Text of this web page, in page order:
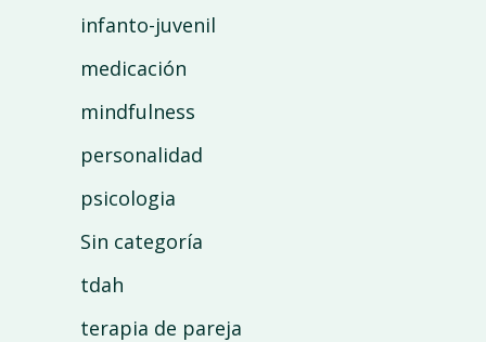
infanto-juvenil
medicación
mindfulness
personalidad
psicologia
Sin categoría
tdah
terapia de pareja